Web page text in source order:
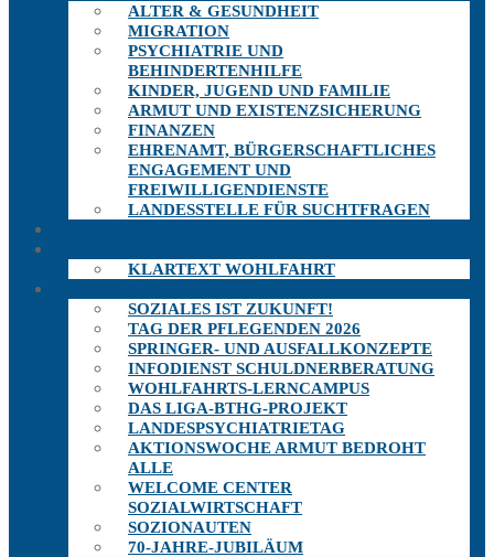
ALTER & GESUNDHEIT
MIGRATION
PSYCHIATRIE UND
BEHINDERTENHILFE
KINDER, JUGEND UND FAMILIE
ARMUT UND EXISTENZSICHERUNG
FINANZEN
EHRENAMT, BÜRGERSCHAFTLICHES
ENGAGEMENT UND
FREIWILLIGENDIENSTE
LANDESSTELLE FÜR SUCHTFRAGEN
KLARTEXT WOHLFAHRT
SOZIALES IST ZUKUNFT!
TAG DER PFLEGENDEN 2026
SPRINGER- UND AUSFALLKONZEPTE
INFODIENST SCHULDNERBERATUNG
WOHLFAHRTS-LERNCAMPUS
DAS LIGA-BTHG-PROJEKT
LANDESPSYCHIATRIETAG
AKTIONSWOCHE ARMUT BEDROHT
ALLE
WELCOME CENTER
SOZIALWIRTSCHAFT
SOZIONAUTEN
70-JAHRE-JUBILÄUM